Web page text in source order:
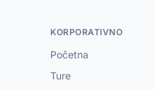
KORPORATIVNO
Početna
Ture